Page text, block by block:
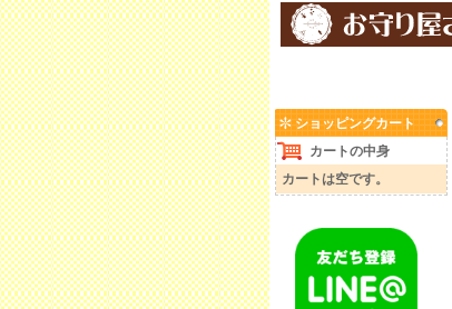
ショッピングカート
カートの中身
カートは空です。